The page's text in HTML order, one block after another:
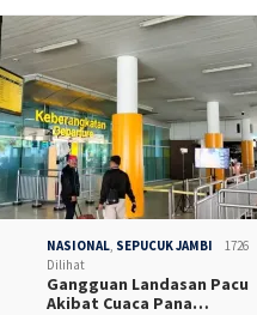
NASIONAL SEPUCUK JAMBI
1726
Dilihat
Gangguan Landasan Pacu
Akibat Cuaca Pana…